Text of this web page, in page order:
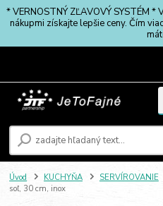
* VERNOSTNÝ ZĽAVOVÝ SYSTÉM
nákupmi získajte lepšie ceny. Čím
Úvod KUCHYŇA SERVÍROVANIE
soľ, 30 cm, inox